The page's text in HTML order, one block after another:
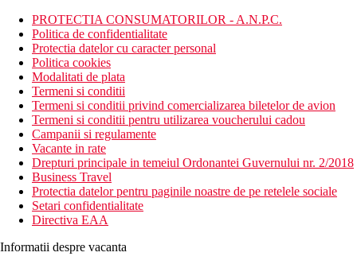
PROTECTIA CONSUMATORILOR - A.N.P.C.
Politica de confidentialitate
Protectia datelor cu caracter personal
Politica cookies
Modalitati de plata
Termeni si conditii
Termeni si conditii privind comercializarea biletelor de avion
Termeni si conditii pentru utilizarea voucherului cadou
Campanii si regulamente
Vacante in rate
Drepturi principale in temeiul Ordonantei Guvernului nr. 2/2018
Business Travel
Protectia datelor pentru paginile noastre de pe retelele sociale
Setari confidentialitate
Directiva EAA
Informatii despre vacanta